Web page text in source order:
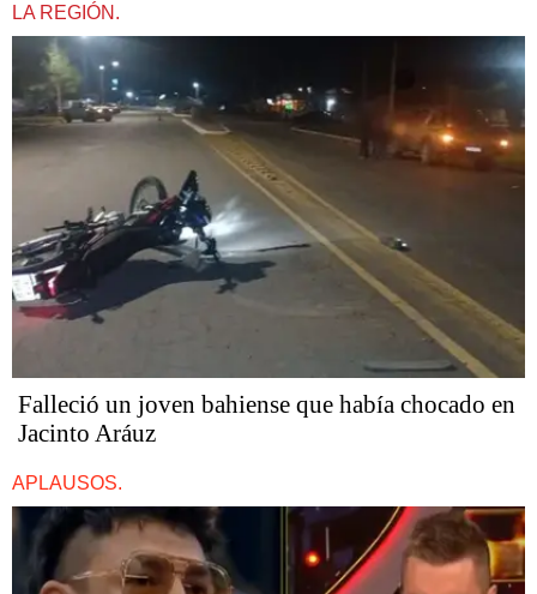
LA REGIÓN.
Falleció un joven bahiense que había chocado en
Jacinto Aráuz
APLAUSOS.